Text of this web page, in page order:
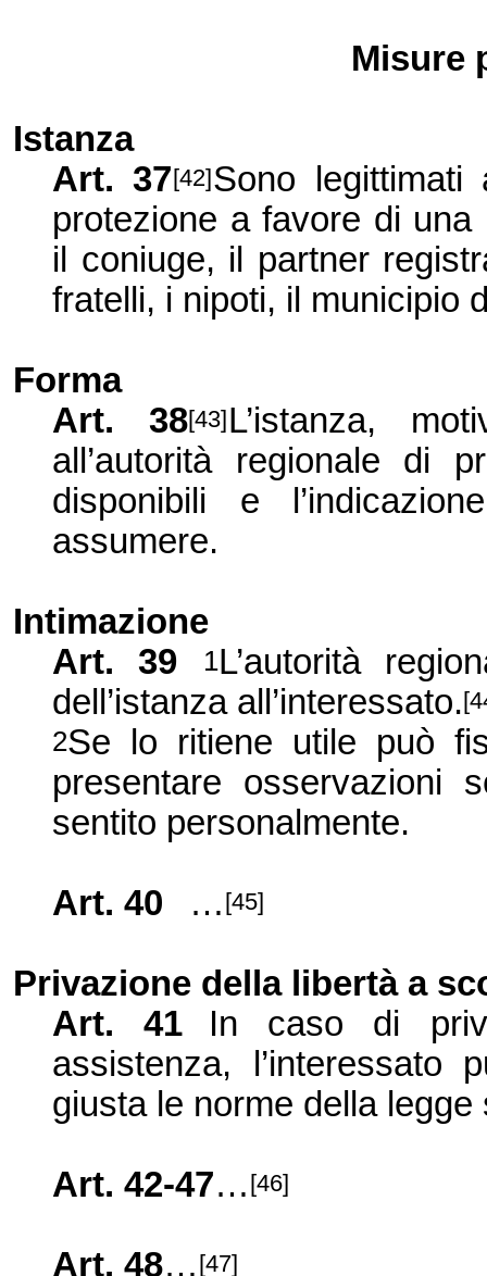
Misure
Istanza
Art. 37[42]Sono legittimati
protezione a favore di una
il coniuge, il partner
fratelli, i nipoti, il municipio
Forma
Art. 38[43]L’istanza,
all’autorità regionale di
disponibili e
assumere.
Intimazione
Art. 39
1L’autorità
dell’istanza all’interessato.
2Se lo ritiene utile può
presentare osservazioni
sentito personalmente.
Art. 40 … [45]
Privazione della libertà a
Art. 41
In caso di
assistenza, l’interessato
giusta le norme della
Art. 42-47… [46]
Art. 48… [47]